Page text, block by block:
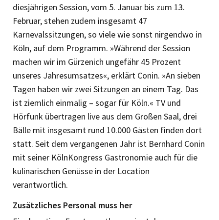
diesjährigen Session, vom 5. Januar bis zum 13.
Februar, stehen zudem insgesamt 47
Karnevalssitzungen, so viele wie sonst nirgendwo in
Köln, auf dem Programm. »Während der Session
machen wir im Gürzenich ungefähr 45 Prozent
unseres Jahresumsatzes«, erklärt Conin. »An sieben
Tagen haben wir zwei Sitzungen an einem Tag. Das
ist ziemlich einmalig – sogar für Köln.« TV und
Hörfunk übertragen live aus dem Großen Saal, drei
Bälle mit insgesamt rund 10.000 Gästen finden dort
statt. Seit dem vergangenen Jahr ist Bernhard Conin
mit seiner KölnKongress Gastronomie auch für die
kulinarischen Genüsse in der Location
verantwortlich.
Zusätzliches Personal muss her